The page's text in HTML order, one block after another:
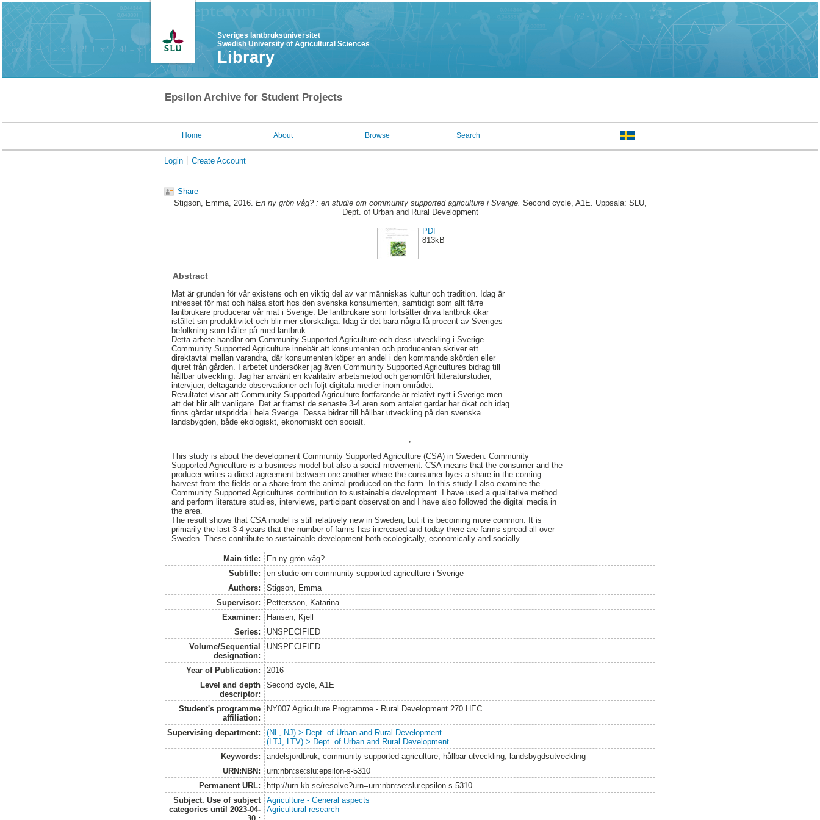
Sveriges lantbruksuniversitet
Swedish University of Agricultural Sciences
Library
Epsilon Archive for Student Projects
Home About Browse Search
Login Create Account
Share
Stigson, Emma, 2016. En ny grön våg? : en studie om community supported agriculture i Sverige. Second cycle, A1E. Uppsala: SLU,
Dept. of Urban and Rural Development
PDF
813kB
Abstract
Mat är grunden för vår existens och en viktig del av var människas kultur och tradition. Idag är
intresset för mat och hälsa stort hos den svenska konsumenten, samtidigt som allt färre
lantbrukare producerar vår mat i Sverige. De lantbrukare som fortsätter driva lantbruk ökar
istället sin produktivitet och blir mer storskaliga. Idag är det bara några få procent av Sveriges
befolkning som håller på med lantbruk.
Detta arbete handlar om Community Supported Agriculture och dess utveckling i Sverige.
Community Supported Agriculture innebär att konsumenten och producenten skriver ett
direktavtal mellan varandra, där konsumenten köper en andel i den kommande skörden eller
djuret från gården. I arbetet undersöker jag även Community Supported Agricultures bidrag till
hållbar utveckling. Jag har använt en kvalitativ arbetsmetod och genomfört litteraturstudier,
intervjuer, deltagande observationer och följt digitala medier inom området.
Resultatet visar att Community Supported Agriculture fortfarande är relativt nytt i Sverige men
att det blir allt vanligare. Det är främst de senaste 3-4 åren som antalet gårdar har ökat och idag
finns gårdar utspridda i hela Sverige. Dessa bidrar till hållbar utveckling på den svenska
landsbygden, både ekologiskt, ekonomiskt och socialt.
This study is about the development Community Supported Agriculture (CSA) in Sweden. Community
Supported Agriculture is a business model but also a social movement. CSA means that the consumer and the
producer writes a direct agreement between one another where the consumer byes a share in the coming
harvest from the fields or a share from the animal produced on the farm. In this study I also examine the
Community Supported Agricultures contribution to sustainable development. I have used a qualitative method
and perform literature studies, interviews, participant observation and I have also followed the digital media in
the area.
The result shows that CSA model is still relatively new in Sweden, but it is becoming more common. It is
primarily the last 3-4 years that the number of farms has increased and today there are farms spread all over
Sweden. These contribute to sustainable development both ecologically, economically and socially.
Main title:
En ny grön våg?
Subtitle:
en studie om community supported agriculture i Sverige
Authors:
Stigson, Emma
Supervisor:
Pettersson, Katarina
Examiner:
Hansen, Kjell
Series:
UNSPECIFIED
Volume/Sequential
designation:
UNSPECIFIED
Year of Publication:
2016
Level and depth
descriptor:
Second cycle, A1E
Student's programme
affiliation:
NY007 Agriculture Programme - Rural Development 270 HEC
Supervising department:
(NL, NJ) > Dept. of Urban and Rural Development
(LTJ, LTV) > Dept. of Urban and Rural Development
Keywords:
andelsjordbruk, community supported agriculture, hållbar utveckling, landsbygdsutveckling
URN:NBN:
urn:nbn:se:slu:epsilon-s-5310
Permanent URL:
http://urn.kb.se/resolve?urn=urn:nbn:se:slu:epsilon-s-5310
Subject. Use of subject
categories until 2023-04-
Agriculture - General aspects
Agricultural research